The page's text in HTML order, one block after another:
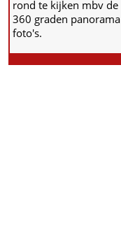
rond te kijken mbv de
360 graden panorama
foto's.